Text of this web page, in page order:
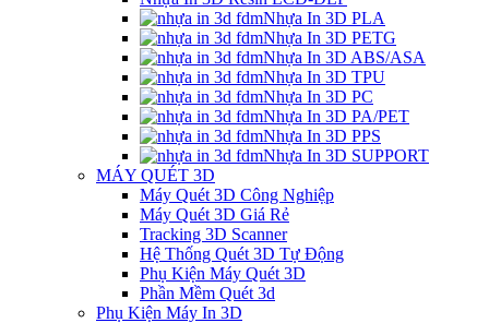
Nhựa In 3D PLA
Nhựa In 3D PETG
Nhựa In 3D ABS/ASA
Nhựa In 3D TPU
Nhựa In 3D PC
Nhựa In 3D PA/PET
Nhựa In 3D PPS
Nhựa In 3D SUPPORT
MÁY QUÉT 3D
Máy Quét 3D Công Nghiệp
Máy Quét 3D Giá Rẻ
Tracking 3D Scanner
Hệ Thống Quét 3D Tự Động
Phụ Kiện Máy Quét 3D
Phần Mềm Quét 3d
Phụ Kiện Máy In 3D